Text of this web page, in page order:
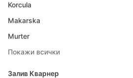
Korcula
Makarska
Murter
Покажи всички
Залив Кварнер